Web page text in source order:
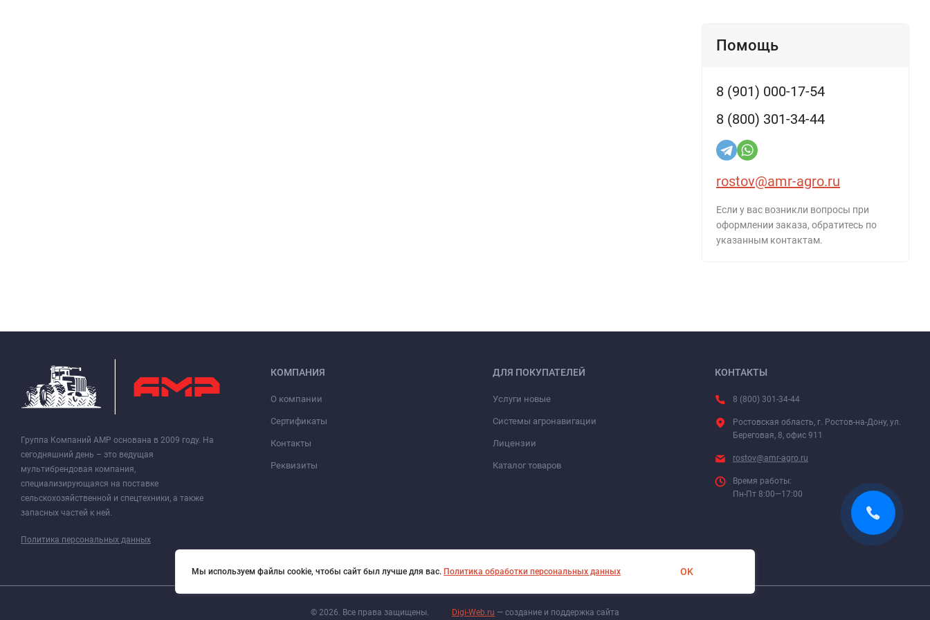
Помощь
8 (901) 000-17-54
8 (800) 301-34-44
rostov@amr-agro.ru
Если у вас возникли вопросы при
оформлении заказа, обратитесь по
указанным контактам.
Группа Компаний АМР основана в 2009 году. На
сегодняшний день – это ведущая
мультибрендовая компания,
специализирующаяся на поставке
сельскохозяйственной и спецтехники, а также
запасных частей к ней.
Политика персональных данных
КОМПАНИЯ
О компании
Сертификаты
Контакты
Реквизиты
ДЛЯ ПОКУПАТЕЛЕЙ
Услуги новые
Системы агронавигации
Лицензии
Каталог товаров
КОНТАКТЫ
8 (800) 301-34-44
Ростовская область, г. Ростов-на-Дону, ул.
Береговая, 8, офис 911
rostov@amr-agro.ru
Время работы:
Пн-Пт 8:00—17:00
© 2026. Все права защищены. Digi-Web.ru — создание и поддержка сайта
Мы используем файлы cookie, чтобы сайт был лучше для вас. Политика обработки персональных данных OK